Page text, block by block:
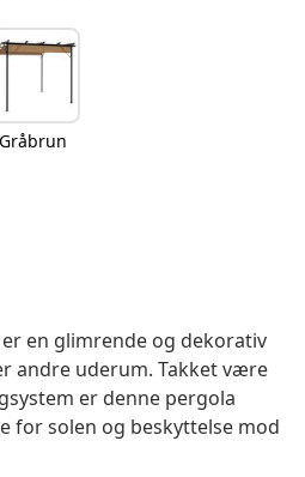
Gråbrun
en glimrende og dekorativ
andre uderum. Takket være
er denne pergola
for solen og beskyttelse mod